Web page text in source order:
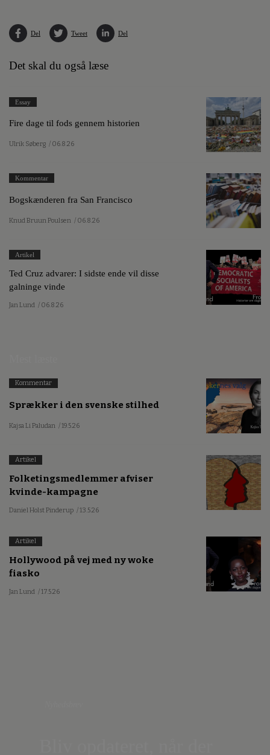
Del Tweet Del
Det skal du også læse
Essay
Fire dage til fods gennem historien
Ulrik Søberg / 06.8.26
Kommentar
Bogskænderen fra San Francisco
Knud Bruun Poulsen / 06.8.26
Artikel
Ted Cruz advarer: I sidste ende vil disse
galninge vinde
Jan Lund / 06.8.26
Kommentar
Sprækker i den svenske stilhed
Kajsa Li Paludan / 19.5.26
Artikel
Folketingsmedlemmer afviser
kvinde-kampagne
Daniel Holst Pinderup / 13.5.26
Artikel
Hollywood på vej med ny woke
fiasko
Jan Lund / 17.5.26